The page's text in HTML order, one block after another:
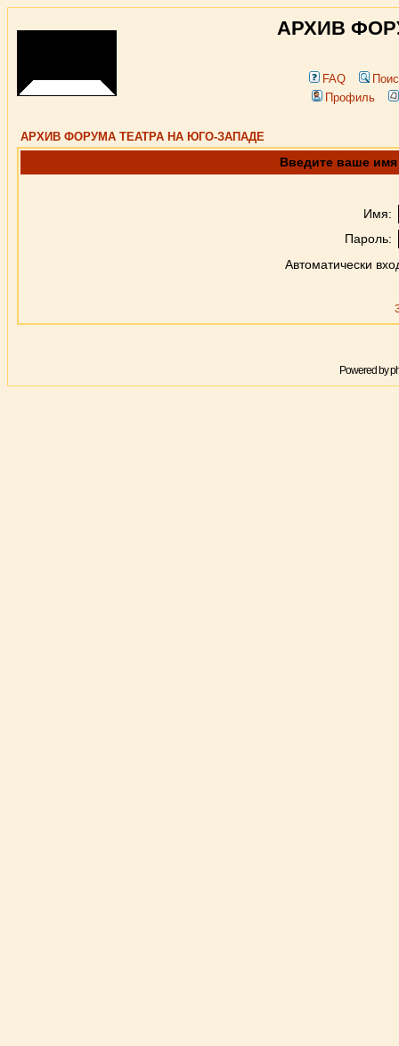
АРХИВ
FAQ
Профиль
АРХИВ ФОРУМА ТЕАТРА НА ЮГО-ЗАПАДЕ
Введите ваше
Имя:
Пароль:
Автоматически
Powered by